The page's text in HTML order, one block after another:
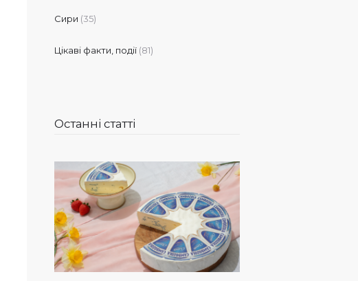
Сири (35)
Цікаві факти, події (81)
Останні статті